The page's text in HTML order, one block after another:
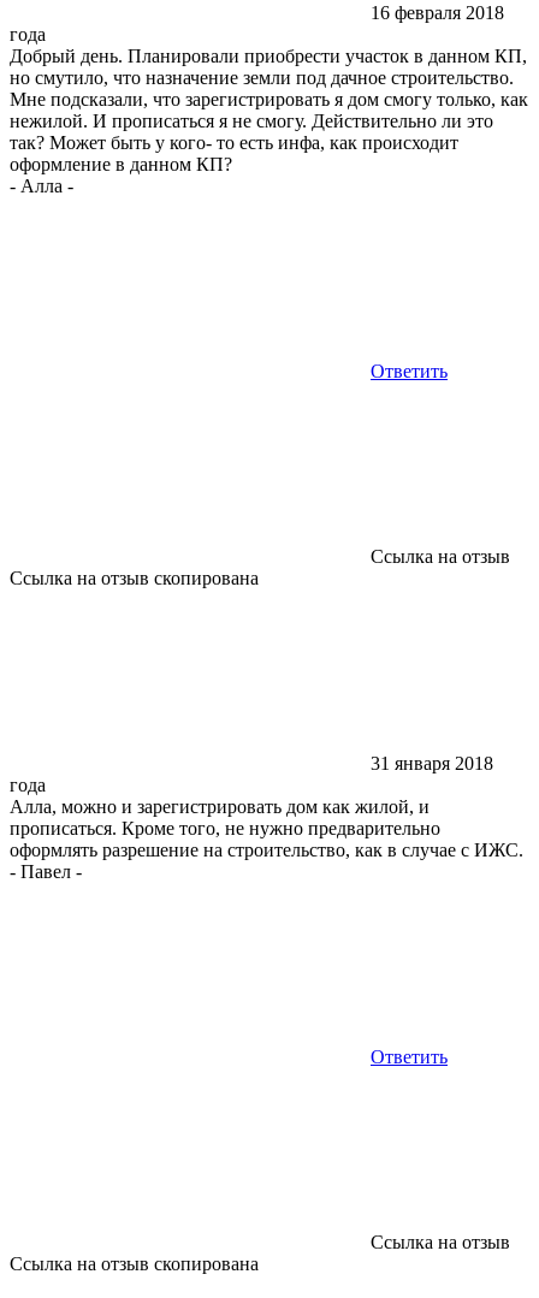
16 февраля 2018
года
Добрый день. Планировали приобрести участок в данном КП,
но смутило, что назначение земли под дачное строительство.
Мне подсказали, что зарегистрировать я дом смогу только, как
нежилой. И прописаться я не смогу. Действительно ли это
так? Может быть у кого- то есть инфа, как происходит
оформление в данном КП?
- Алла -
Ответить
Ссылка на отзыв
Ссылка на отзыв скопирована
31 января 2018
года
Алла, можно и зарегистрировать дом как жилой, и
прописаться. Кроме того, не нужно предварительно
оформлять разрешение на строительство, как в случае с ИЖС.
- Павел -
Ответить
Ссылка на отзыв
Ссылка на отзыв скопирована